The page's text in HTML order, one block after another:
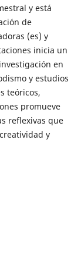
y está
de
(es) y
inicia un
en
y estudios
teóricos,
promueve
reflexivas que
y